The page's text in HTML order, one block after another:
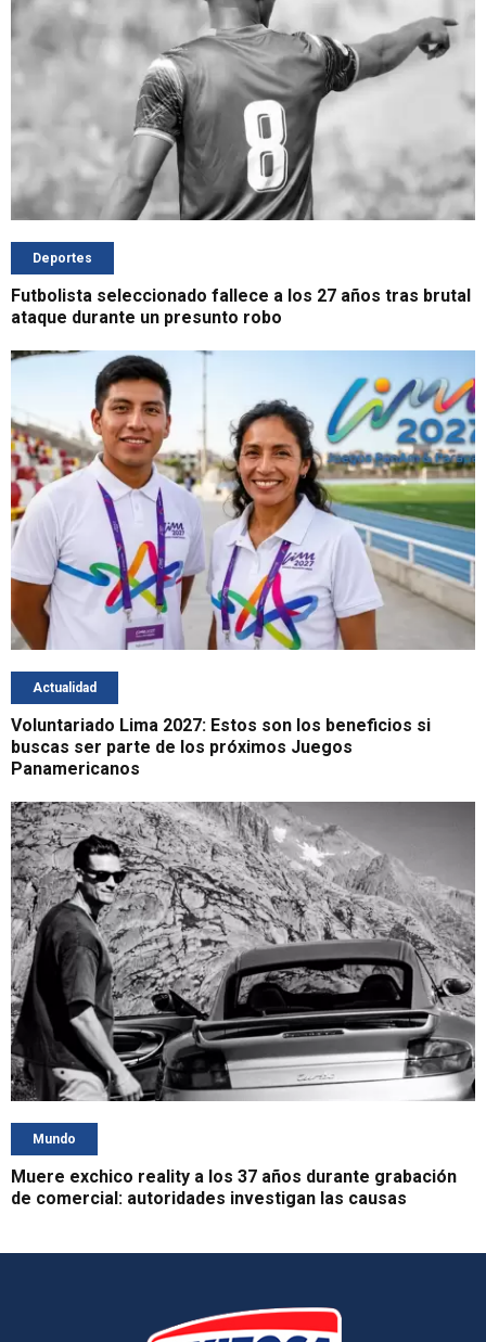
Deportes
Futbolista seleccionado fallece a los 27 años tras brutal
ataque durante un presunto robo
Actualidad
Voluntariado Lima 2027: Estos son los beneficios si
buscas ser parte de los próximos Juegos
Panamericanos
Mundo
Muere exchico reality a los 37 años durante grabación
de comercial: autoridades investigan las causas